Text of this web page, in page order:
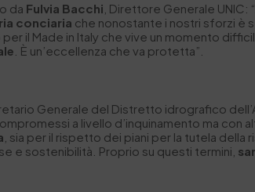
da Fulvia Bacchi , Direttore Generale
conciaria che nonostante i nostri sforzi è
il Made in Italy che vive un momento
. È un’eccellenza che va protetta”.
Generale del Distretto idrografico
a livello d’inquinamento ma con
, sia per il rispetto dei piani per la tutela della
e sostenibilità. Proprio su questi termini,